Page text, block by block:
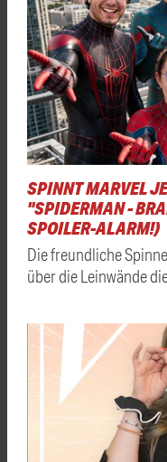
SPINNT MARVEL
"SPIDERMAN -
SPOILER-ALARM!)
Die freundliche
über die Leinwände